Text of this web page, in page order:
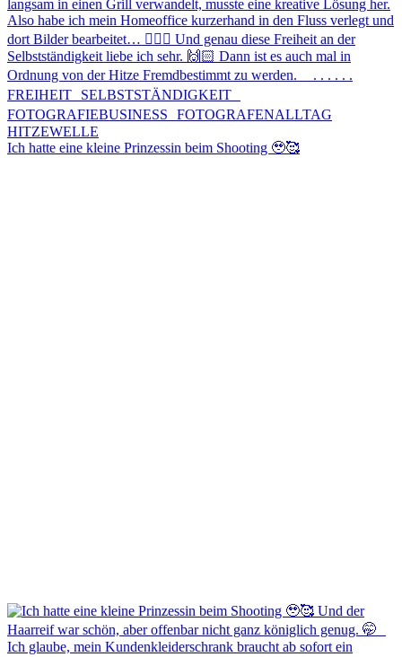
Ich hatte eine kleine Prinzessin beim Shooting 🥹🥰